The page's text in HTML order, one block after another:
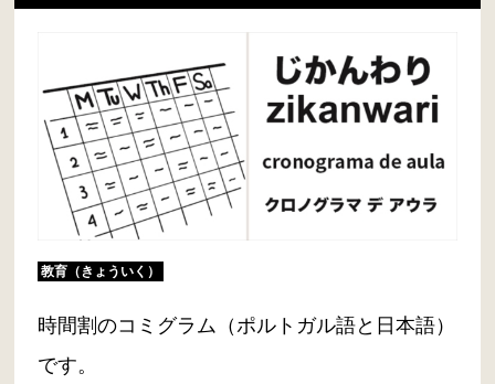
教育（きょういく）
時間割のコミグラム（ポルトガル語と日本語）
です。